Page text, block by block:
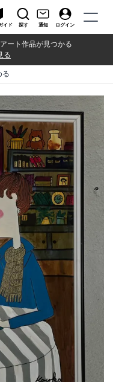
イド 探す 通知 ログイン
ート作品が見つかる
る
る